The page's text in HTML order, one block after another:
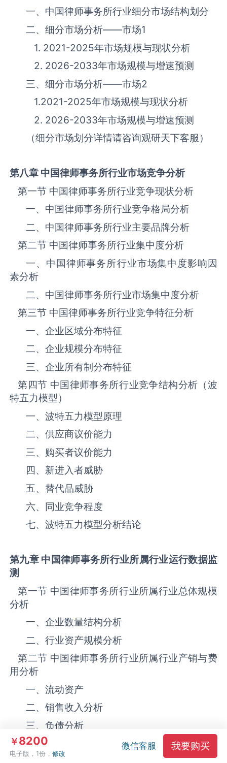
一、中国律师事务所‌‌‌行业细分市场结构划分
二、细分市场分析——市场1
1. 2021-2025年市场规模与现状分析
2. 2026-2033年市场规模与增速预测
三、细分市场分析——市场2
1.2021-2025年市场规模与现状分析
2. 2026-2033年市场规模与增速预测
（细分市场划分详情请咨询观研天下客服）
第八章 中国律师事务所行业市场竞争分析
第一节 中国律师事务所‌‌‌行业竞争现状分析
一、中国律师事务所‌‌‌行业竞争格局分析
二、中国律师事务所‌‌‌行业主要品牌分析
第二节 中国律师事务所‌‌‌行业集中度分析
一、中国律师事务所‌‌‌行业市场集中度影响因
素分析
二、中国律师事务所‌‌‌行业市场集中度分析
第三节 中国律师事务所‌‌‌行业竞争特征分析
一、企业区域分布特征
二、企业规模分布特征
三、企业所有制分布特征
第四节 中国律师事务所‌‌‌行业竞争结构分析（波
特五力模型）
一、波特五力模型原理
二、供应商议价能力
三、购买者议价能力
四、新进入者威胁
五、替代品威胁
六、同业竞争程度
七、波特五力模型分析结论
第九章 中国律师事务所行业所属行业运行数据监
测
第一节 中国律师事务所‌‌‌行业所属行业总体规模
分析
一、企业数量结构分析
二、行业资产规模分析
第二节 中国律师事务所‌‌‌行业所属行业产销与费
用分析
一、流动资产
二、销售收入分析
三、负债分析
四、利润规模分析
￥8200
电子版，1份，修改
微信客服 我要购买